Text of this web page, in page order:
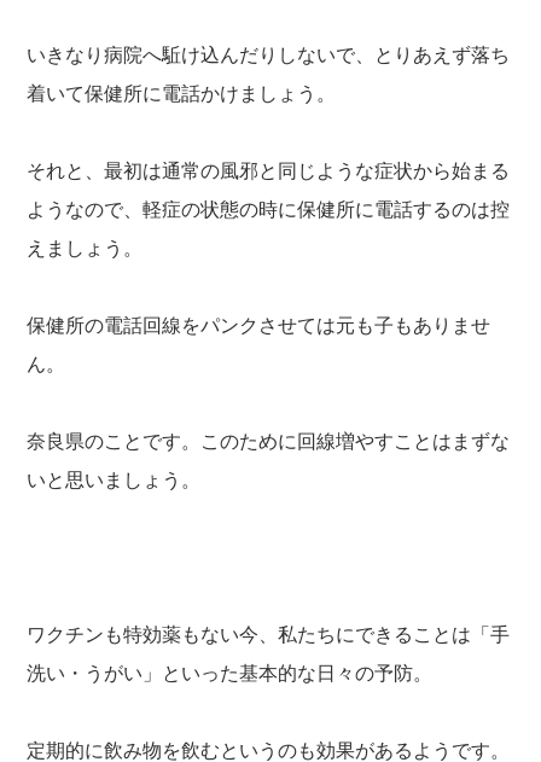
いきなり病院へ駈け込んだりしないで、とりあえず落ち
着いて保健所に電話かけましょう。
それと、最初は通常の風邪と同じような症状から始まる
ようなので、軽症の状態の時に保健所に電話するのは控
えましょう。
保健所の電話回線をパンクさせては元も子もありませ
ん。
奈良県のことです。このために回線増やすことはまずな
いと思いましょう。
ワクチンも特効薬もない今、私たちにできることは「手
洗い・うがい」といった基本的な日々の予防。
定期的に飲み物を飲むというのも効果があるようです。